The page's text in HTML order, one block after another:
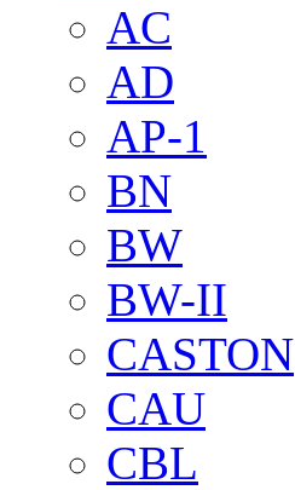
AC
AD
AP-1
BN
BW
BW-II
CASTON
CAU
CBL